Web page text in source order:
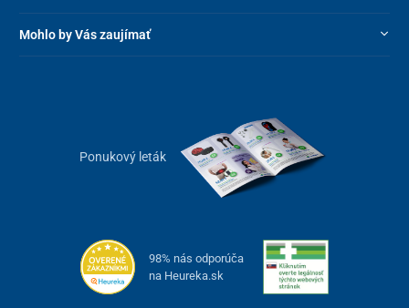
Mohlo by Vás zaujímať
Ponukový leták
98% nás odporúča
na Heureka.sk